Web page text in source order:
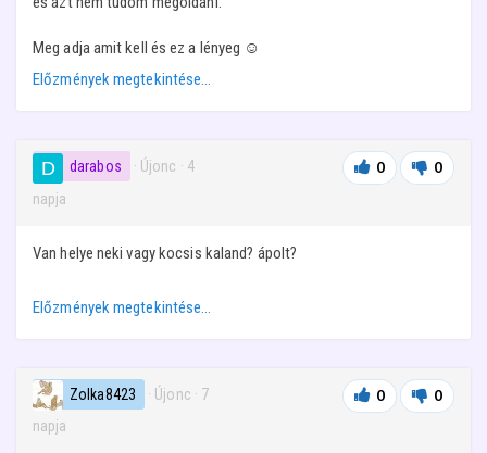
Meg adja amit kell és ez a lényeg ☺️
Előzmények megtekintése…
darabos · Újonc · 4
napja
0 0
Van helye neki vagy kocsis kaland? ápolt?
Előzmények megtekintése…
Zolka8423 · Újonc · 7
napja
0 0